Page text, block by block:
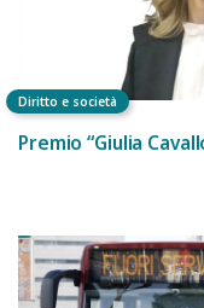
Diritto e società
Premio “Giulia